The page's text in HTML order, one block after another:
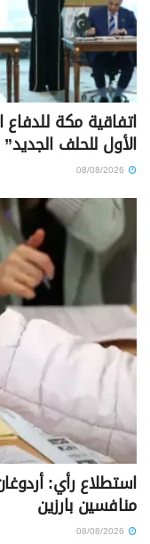
اتفاقية مكة للدفاع
الأول للحلف الجديد”
استطلاع رأي:
منافسين بارزين